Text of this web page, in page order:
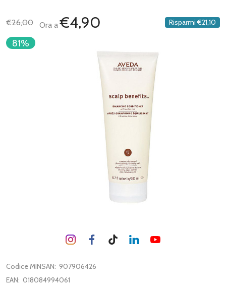
€26,00 Ora a€4,90 Risparmi €21,10
81%
Codice MINSAN: 907906426
EAN: 018084994061